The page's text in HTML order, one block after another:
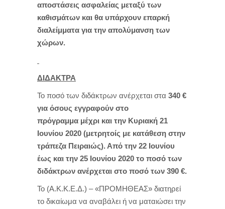
αποστάσεις ασφαλείας μεταξύ των
καθισμάτων και θα υπάρχουν επαρκή
διαλείμματα για την απολύμανση των
χώρων.
ΔΙΔΑΚΤΡΑ
Το ποσό των διδάκτρων ανέρχεται στα 340 €
για όσους εγγραφούν στο
πρόγραμμα μέχρι και την Κυριακή 21
Ιουνίου 2020 (μετρητοίς με κατάθεση στην
τράπεζα Πειραιώς). Από την 22 Ιουνίου
έως και την 25 Ιουνίου 2020 το ποσό των
διδάκτρων ανέρχεται στο ποσό των 390 €.
Το (Α.Κ.Κ.Ε.Δ.) – «ΠΡΟΜΗΘΕΑΣ» διατηρεί
το δικαίωμα να αναβάλει ή να ματαιώσει την